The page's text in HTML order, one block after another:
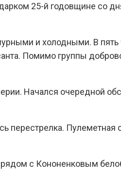
25-й годовщине со
и холодными. В пять
Помимо группы
Начался очередной
перестрелка.
с Кононенковым